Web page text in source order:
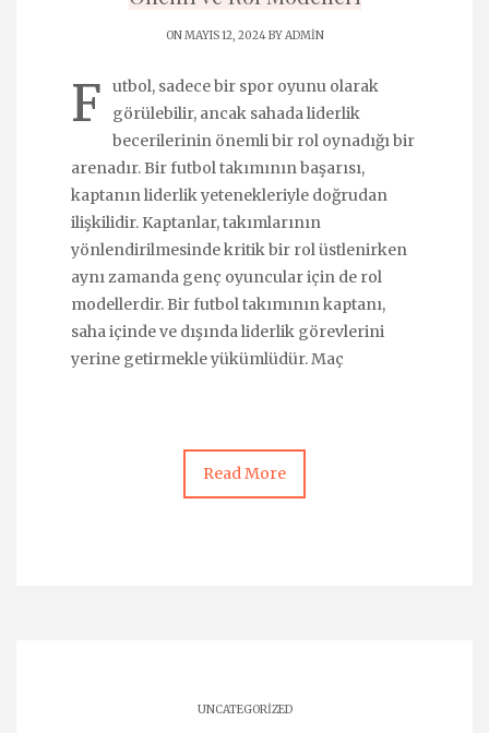
ON MAYIS 12, 2024 BYADMIN
F
utbol, sadece bir spor oyunu olarak
görülebilir, ancak sahada liderlik
becerilerinin önemli bir rol oynadığı bir
arenadır. Bir futbol takımının başarısı,
kaptanın liderlik yetenekleriyle doğrudan
ilişkilidir. Kaptanlar, takımlarının
yönlendirilmesinde kritik bir rol üstlenirken
aynı zamanda genç oyuncular için de rol
modellerdir. Bir futbol takımının kaptanı,
saha içinde ve dışında liderlik görevlerini
yerine getirmekle yükümlüdür. Maç
Read More
UNCATEGORIZED